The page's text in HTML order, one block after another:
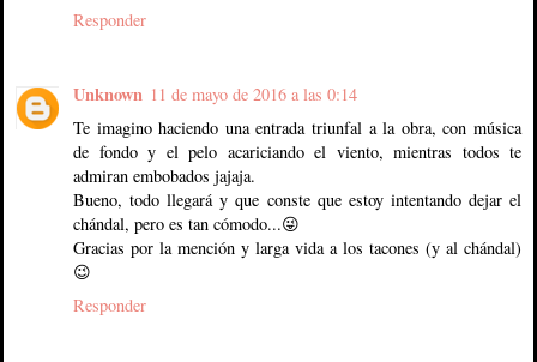
Responder
Unknown 11 de mayo de 2016 a las 0:14
Te imagino haciendo una entrada triunfal a la obra, con música
de fondo y el pelo acariciando el viento, mientras todos te
admiran embobados jajaja.
Bueno, todo llegará y que conste que estoy intentando dejar el
chándal, pero es tan cómodo...😜
Gracias por la mención y larga vida a los tacones (y al chándal)
😉
Responder